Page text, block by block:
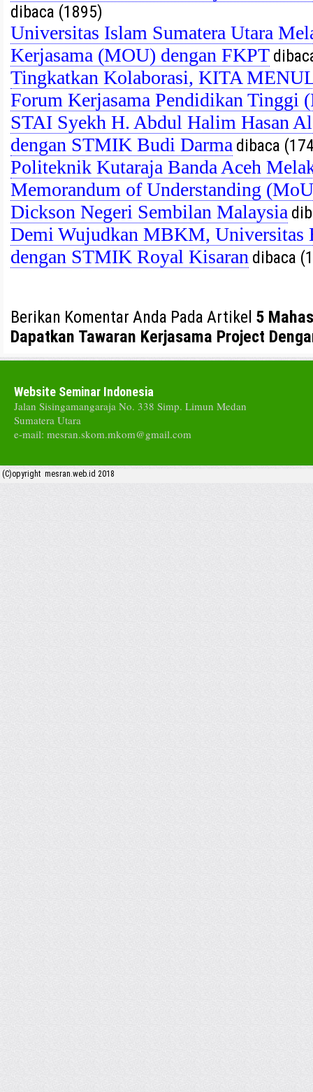
dibaca (1895)
Universitas Islam Sumatera Utara
Kerjasama (MOU) dengan FKPT
Tingkatkan Kolaborasi, KITA
Forum Kerjasama Pendidikan Tinggi
STAI Syekh H. Abdul Halim Hasan
dengan STMIK Budi Darma dibaca
Politeknik Kutaraja Banda Aceh
Memorandum of Understanding
Dickson Negeri Sembilan Malaysia
Demi Wujudkan MBKM, Universitas
dengan STMIK Royal Kisaran dibaca
Berikan Komentar Anda Pada Artikel 5
Dapatkan Tawaran Kerjasama Project
Website Seminar Indonesia
Jalan Sisingamangaraja No. 338 Simp. Limun Medan
Sumatera Utara
e-mail: mesran.skom.mkom@gmail.com
(C)opyright mesran.web.id 2018